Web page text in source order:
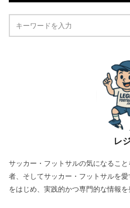
レ
サッカー・フットサルの気になるこ
者、そしてサッカー・フットサルを
をはじめ、実践的かつ専門的な情報を